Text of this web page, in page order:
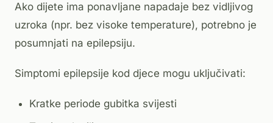
Ako dijete ima ponavljane napadaje bez vidljivog
uzroka (npr. bez visoke temperature), potrebno je
posumnjati na epilepsiju.
Simptomi epilepsije kod djece mogu uključivati:
Kratke periode gubitka svijesti